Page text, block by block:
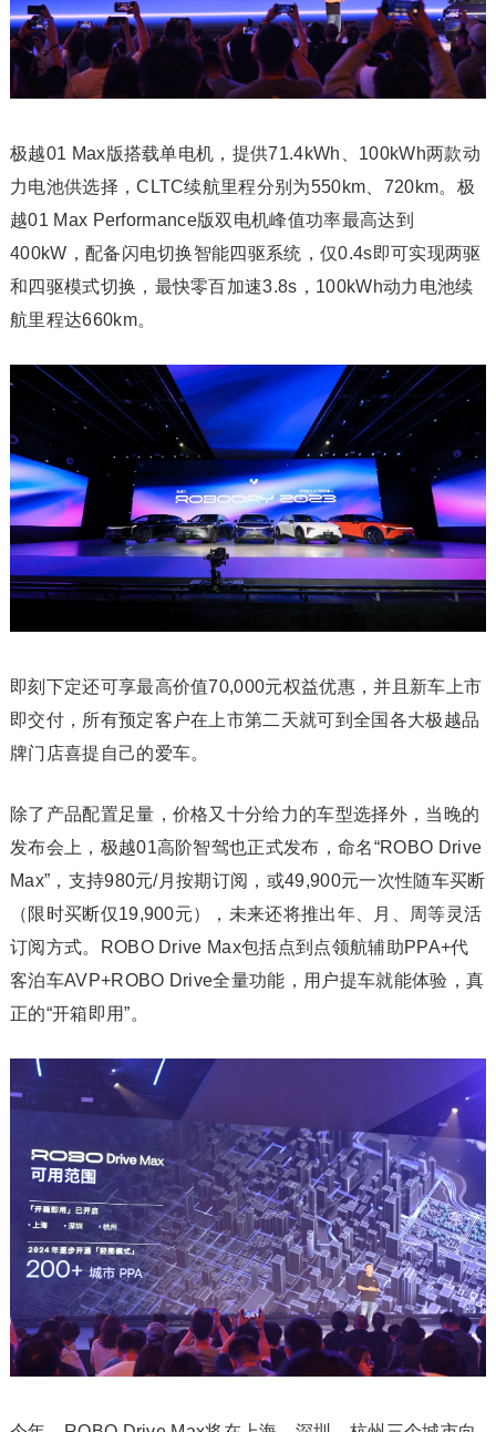
极越01 Max版搭载单电机，提供71.4kWh、100kWh两款动
力电池供选择，CLTC续航里程分别为550km、720km。极
越01 Max Performance版双电机峰值功率最高达到
400kW，配备闪电切换智能四驱系统，仅0.4s即可实现两驱
和四驱模式切换，最快零百加速3.8s，100kWh动力电池续
航里程达660km。
即刻下定还可享最高价值70,000元权益优惠，并且新车上市
即交付，所有预定客户在上市第二天就可到全国各大极越品
牌门店喜提自己的爱车。
除了产品配置足量，价格又十分给力的车型选择外，当晚的
发布会上，极越01高阶智驾也正式发布，命名“ROBO Drive
Max”，支持980元/月按期订阅，或49,900元一次性随车买断
（限时买断仅19,900元），未来还将推出年、月、周等灵活
订阅方式。ROBO Drive Max包括点到点领航辅助PPA+代
客泊车AVP+ROBO Drive全量功能，用户提车就能体验，真
正的“开箱即用”。